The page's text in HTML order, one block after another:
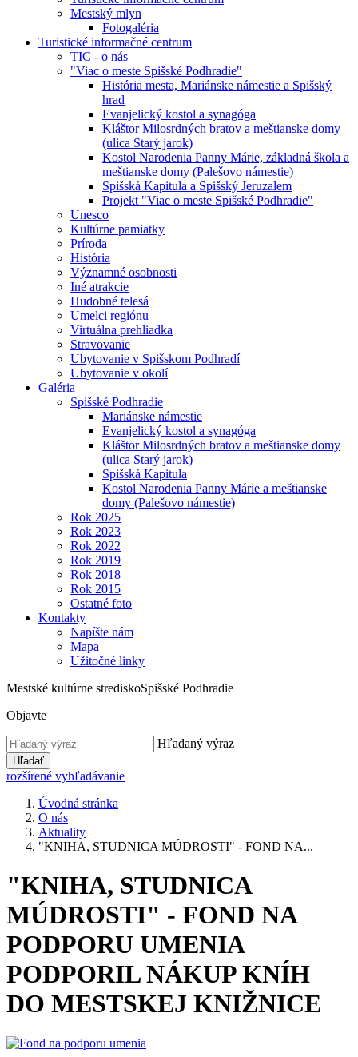
Mestský mlyn
Fotogaléria
Turistické informačné centrum
TIC - o nás
"Viac o meste Spišské Podhradie"
História mesta, Mariánske námestie a Spišský
hrad
Evanjelický kostol a synagóga
Kláštor Milosrdných bratov a meštianske domy
(ulica Starý jarok)
Kostol Narodenia Panny Márie, základná škola a
meštianske domy (Palešovo námestie)
Spišská Kapitula a Spišský Jeruzalem
Projekt "Viac o meste Spišské Podhradie"
Unesco
Kultúrne pamiatky
Príroda
História
Významné osobnosti
Iné atrakcie
Hudobné telesá
Umelci regiónu
Virtuálna prehliadka
Stravovanie
Ubytovanie v Spišskom Podhradí
Ubytovanie v okolí
Galéria
Spišské Podhradie
Mariánske námestie
Evanjelický kostol a synagóga
Kláštor Milosrdných bratov a meštianske domy
(ulica Starý jarok)
Spišská Kapitula
Kostol Narodenia Panny Márie a meštianske
domy (Palešovo námestie)
Rok 2025
Rok 2023
Rok 2022
Rok 2019
Rok 2018
Rok 2015
Ostatné foto
Kontakty
Napíšte nám
Mapa
Užitočné linky
Mestské kultúrne strediskoSpišské Podhradie
Objavte
Hľadaný výraz
Hľadať
rozšírené vyhľadávanie
Úvodná stránka
O nás
Aktuality
"KNIHA, STUDNICA MÚDROSTI" - FOND NA...
"KNIHA, STUDNICA
MÚDROSTI" - FOND NA
PODPORU UMENIA
PODPORIL NÁKUP KNÍH
DO MESTSKEJ KNIŽNICE